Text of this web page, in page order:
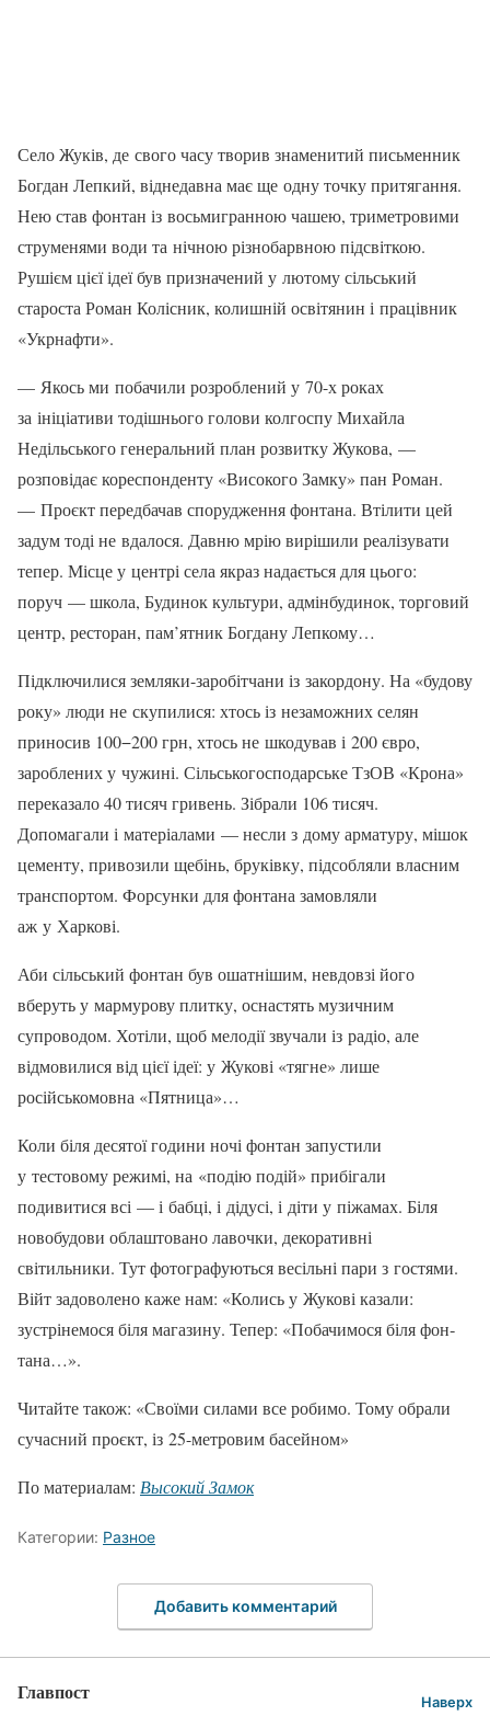
Село Жуків, де свого часу творив знаменитий письменник
Богдан Лепкий, віднедавна має ще одну точку притягання.
Нею став фонтан із восьмигранною чашею, триметровими
струменями води та нічною різнобарвною підсвіткою.
Рушієм цієї ідеї був призначений у лютому сільський
староста Роман Колісник, колишній освітянин і працівник
«Укрнафти».
— Якось ми побачили розроблений у 70-х ро­ках
за ініціативи тодішнього голови колгоспу Михайла
Недільського генеральний план розвитку Жукова, —
розповідає кореспонденту «Ви­сокого Замку» пан Роман.
— Проєкт передбачав спорудження фонтана. Втілити цей
задум тоді не вдалося. Давню мрію вирішили реалізувати
тепер. Місце у центрі села якраз надається для цього:
поруч — школа, Будинок культури, адмін­будинок, торговий
центр, ресторан, пам’ятник Богдану Лепкому…
Підключилися земляки-заробітчани із за­кордону. На «будову
року» люди не скупилися: хтось із незаможних селян
приносив 100−200 грн, хтось не шкодував і 200 євро,
зароблених у чужині. Сільськогосподарське ТзОВ «Крона»
переказало 40 тисяч гривень. Зібрали 106 ти­сяч.
Допомагали і матеріалами — несли з дому арматуру, мішок
цементу, привозили щебінь, бруківку, підсобляли власним
транспортом. Форсунки для фонтана замовляли
аж у Харкові.
Аби сільський фонтан був ошатнішим, невдо­взі його
вберуть у мармурову плитку, оснастять музичним
супроводом. Хотіли, щоб мелодії зву­чали із радіо, але
відмовилися від цієї ідеї: у Жу­кові «тягне» лише
російськомовна «Пятница»…
Коли біля десятої години ночі фонтан запус­тили
у тестовому режимі, на «подію подій» при­бігали
подивитися всі — і бабці, і дідусі, і діти у піжамах. Біля
новобудови облаштовано лавоч­ки, декоративні
світильники. Тут фотографу­ються весільні пари з гостями.
Війт задоволено каже нам: «Колись у Жукові казали:
зустрінемо­ся біля магазину. Тепер: «Побачимося біля фон­
тана…».
Читайте також: «Своїми силами все робимо. Тому обрали
сучасний проєкт, із 25-метровим басейном»
По материалам: Высокий Замок
Категории: Разное
Добавить комментарий
Главпост Наверх